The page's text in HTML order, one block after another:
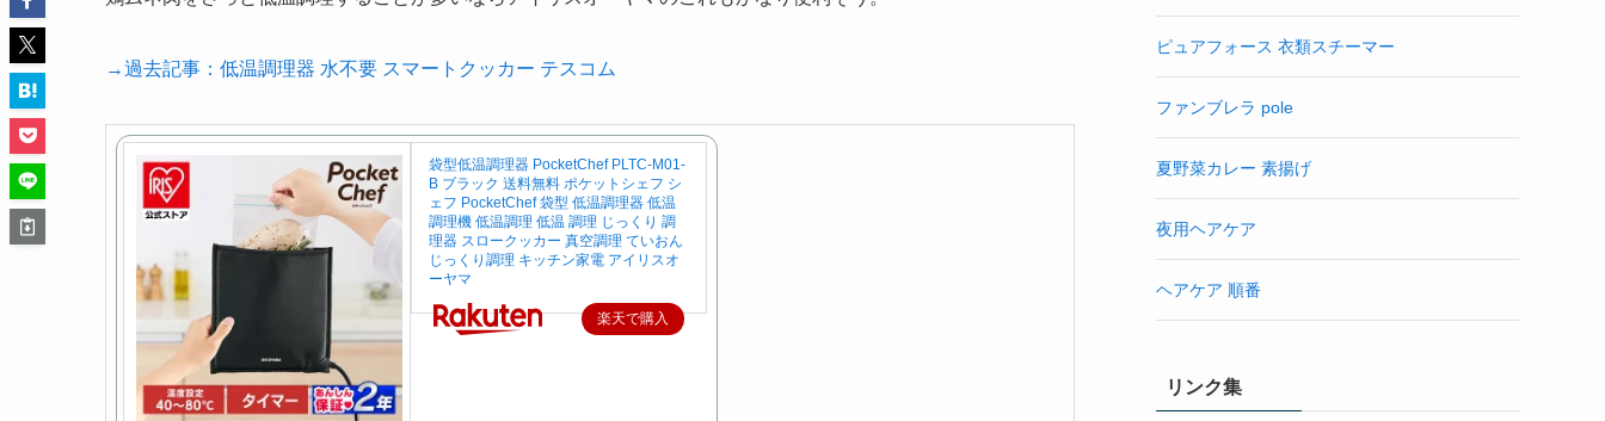
→過去記事：低温調理器 水不要 スマートクッカー テスコム
袋型低温調理器 PocketChef PLTC-M01-
B ブラック 送料無料 ポケットシェフ シ
ェフ PocketChef 袋型 低温調理器 低温
調理機 低温調理 低温 調理 じっくり 調
理器 スロークッカー 真空調理 ていおん
じっくり調理 キッチン家電 アイリスオ
ーヤマ
楽天で購入
ピュアフォース 衣類スチーマー
ファンブレラ pole
夏野菜カレー 素揚げ
夜用ヘアケア
ヘアケア 順番
リンク集